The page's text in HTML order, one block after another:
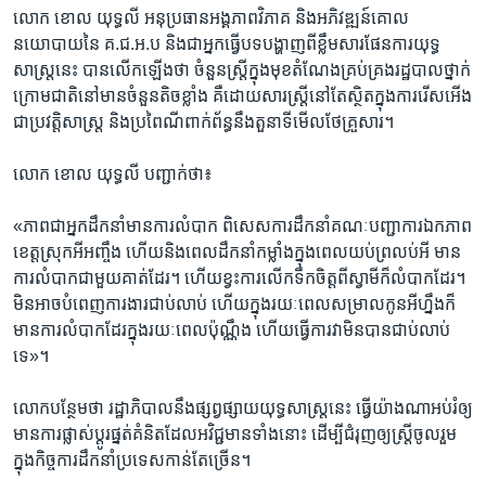
លោក​ ​ខោល យុទ្ធលី​ ​អនុប្រធាន​អង្គភាព​វិភាគ​ ​និង​អភិវឌ្ឍន៍​គោល​
នយោបាយ​នៃ​ ​គ.ជ.អ.ប​ ​និង​ជា​អ្នក​ធ្វើ​បទ​បង្ហាញពី​ខ្លឹមសារ​ផែនការ​យុទ្ធ
សាស្រ្ត​នេះ​ ​បាន​លើក​ឡើង​ថា​ ​ចំនួន​ស្រ្តី​ក្នុង​មុខ​តំណែង​គ្រប់​គ្រងរដ្ឋបាល​ថ្នាក់​
ក្រោម​ជាតិ​នៅ​មាន​ចំនួន​តិច​ខ្លាំង​ គឺ​ដោយ​សារស្រ្តី​នៅ​តែ​ស្ថិត​ក្នុង​ការរើស​អើង​
ជា​ប្រវត្តិសាស្រ្ត និង​ប្រពៃណី​ពាក់ព័ន្ធ​នឹង​តួនាទី​មើល​ថែ​គ្រួសារ។​
លោក​ ​ខោល យុទ្ធលី​ ​បញ្ជាក់​ថា៖​
«ភាព​ជា​អ្នកដឹកនាំ​មាន​ការ​លំបាក​ ​ពិសេស​ការ​ដឹកនាំ​គណៈ​បញ្ជា​ការ​ឯកភាព​
ខេត្ត​ស្រុក​អី​អញ្ចឹង ហើយ​និង​ពេល​ដឹកនាំ​កម្លាំង​ក្នុង​ពេល​យប់​ព្រលប់​អី​ ​មាន​
ការ​លំបាក​ជាមួយ​គាត់​ដែរ។​ ហើយ​ខ្វះ​ការ​លើកទឹក​ចិត្ត​ពី​ស្វាមី​ក៏​លំបាក​ដែរ។
មិន​អាច​បំពេញ​ការងារ​ជាប់​លាប់​ ​ហើយ​ក្នុង​រយៈពេល​សម្រាល​កូន​អីហ្នឹងក៏
មាន​ការ​លំបាក​ដែរ​ក្នុង​រយៈពេល​ប៉ុណ្ណឹង​ ហើយ​ធ្វើការ​វា​មិន​បាន​ជាប់​លាប់​
ទេ»។​
លោក​បន្ថែម​ថា​ ​រដ្ឋាភិបាល​នឹង​ផ្សព្វផ្សាយ​យុទ្ធសាស្រ្ត​នេះ​ ​ធ្វើ​យ៉ាងណា​អប់រំឲ្យ​
មានការផ្លាស់​ប្តូរ​ផ្នត់គំនិត​ដែល​អវិជ្ជមានទាំង​នោះ​ ​ដើម្បីជំរុញ​ឲ្យ​ស្រ្តីចូល​រួម​
ក្នុង​កិច្ចការ​ដឹកនាំ​ប្រទេស​កាន់​តែ​ច្រើន។​